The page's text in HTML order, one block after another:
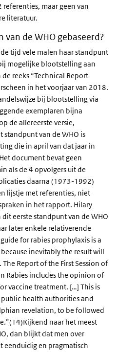
maar geen van
literatuur.
van de WHO gebaseerd?
tijd vele malen haar standpunt
mogelijke blootstelling aan
reeks “Technical Report
in het voorjaar van 2018.
bij blootstelling via
exemplaren bijna
de allereerste versie,
van de WHO is
die in april van dat jaar in
document bevat geen
als de 4 opvolgers uit de
daarna (1973-1992)
lijstje met referenties, niet
in het rapport. Hilary
eerste standpunt van de WHO
later enkele relativerende
for rabies prophylaxis is a
inevitably the result will
Report of the First Session of
Rabies includes the opinion of
vaccine treatment. […] This is
health authorities and
revelation, to be followed
naar het meest
dan blijkt dat men over
eenduidig en pragmatisch